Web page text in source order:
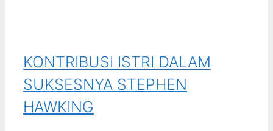
KONTRIBUSI ISTRI DALAM
SUKSESNYA STEPHEN
HAWKING